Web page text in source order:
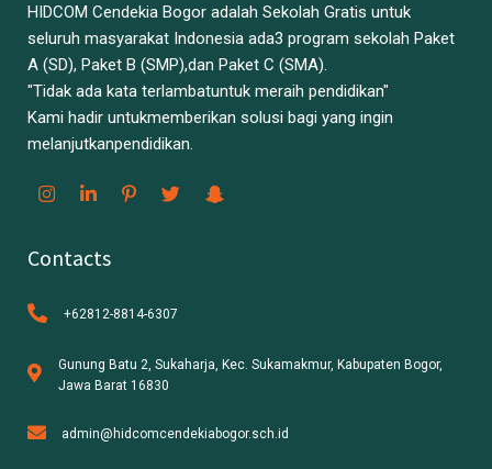
HIDCOM Cendekia Bogor adalah Sekolah Gratis untuk
seluruh masyarakat Indonesia ada3 program sekolah Paket
A (SD), Paket B (SMP),dan Paket C (SMA).
"Tidak ada kata terlambatuntuk meraih pendidikan"
Kami hadir untukmemberikan solusi bagi yang ingin
melanjutkanpendidikan.
Contacts
+62812-8814-6307
Gunung Batu 2, Sukaharja, Kec. Sukamakmur, Kabupaten Bogor,
Jawa Barat 16830
admin@hidcomcendekiabogor.sch.id